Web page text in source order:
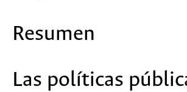
Resumen
Las políticas